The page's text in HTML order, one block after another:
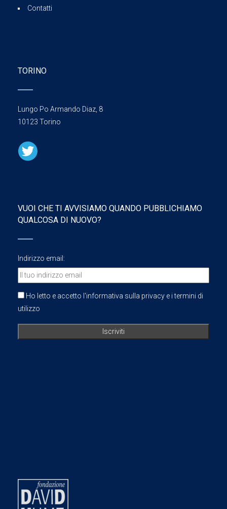
Contatti
TORINO
Lungo Po Armando Diaz, 8
10123 Torino
VUOI CHE TI AVVISIAMO QUANDO PUBBLICHIAMO
QUALCOSA DI NUOVO?
Indirizzo email:
Ho letto e accetto l'informativa sulla privacy e i termini di
utilizzo